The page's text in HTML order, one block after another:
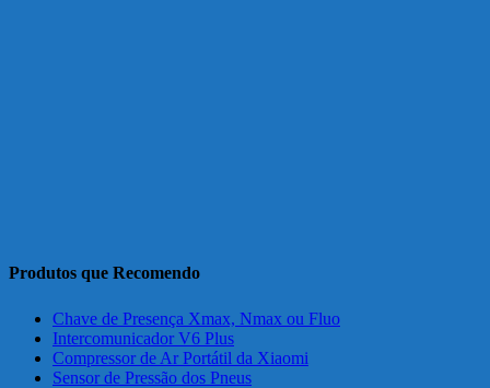
Produtos que Recomendo
Chave de Presença Xmax, Nmax ou Fluo
Intercomunicador V6 Plus
Compressor de Ar Portátil da Xiaomi
Sensor de Pressão dos Pneus